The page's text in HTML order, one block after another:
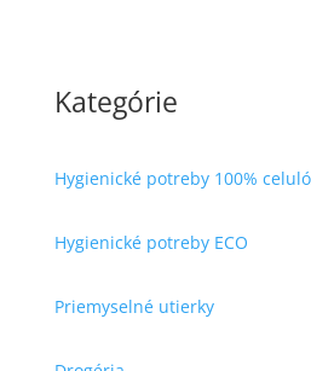
Kategórie
Hygienické potreby 100%
Hygienické potreby ECO
Priemyselné utierky